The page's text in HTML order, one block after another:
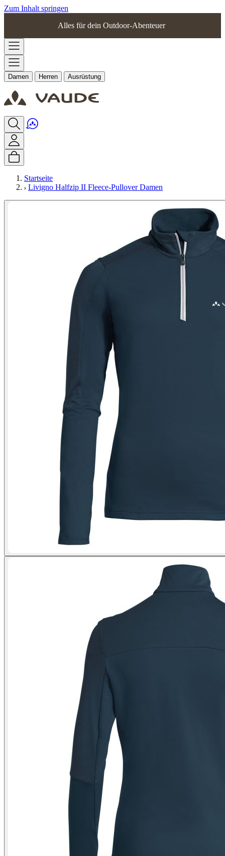
Zum Inhalt springen
Alles für dein Outdoor-Abenteuer
Damen Herren Ausrüstung
Startseite
Livigno Halfzip II Fleece-Pullover Damen